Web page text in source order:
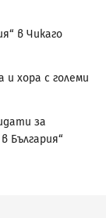
в Чикаго
хора с големи
за
България“